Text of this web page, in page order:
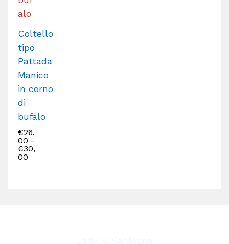
Coltello
tipo
Pattada
Manico
in corno
di
bufalo
€26,
00 -
€30,
00